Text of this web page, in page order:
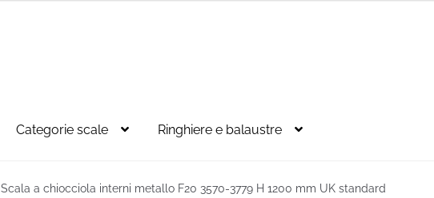
Categorie scale Ringhiere e balaustre
Scala a chiocciola interni metallo F20 3570-3779 H 1200 mm UK standard